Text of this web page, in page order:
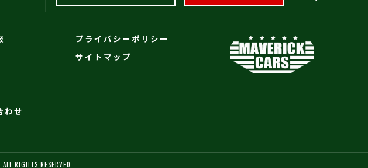
わせ
プライバシーポリシー
サイトマップ
RIGHTS RESERVED.